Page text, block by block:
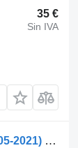
35 €
Sin IVA
MAN TGS 26.360 (01.07-) 51415010149 fijación para MAN TGL, TGM, TGS, TGX (2005-2021) cabeza tractora